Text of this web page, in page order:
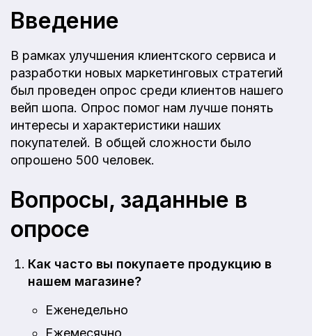
Введение
В рамках улучшения клиентского сервиса и
разработки новых маркетинговых стратегий
был проведен опрос среди клиентов нашего
вейп шопа. Опрос помог нам лучше понять
интересы и характеристики наших
покупателей. В общей сложности было
опрошено 500 человек.
Вопросы, заданные в
опросе
Как часто вы покупаете продукцию в
нашем магазине?
Еженедельно
Ежемесячно